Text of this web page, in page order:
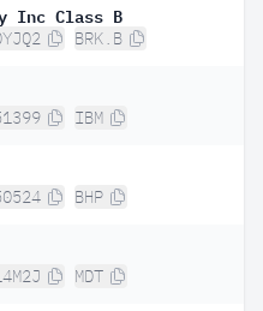
Inc Class B
BRK.B
IBM
BHP
MDT